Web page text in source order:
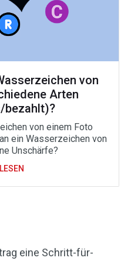
von
Arten
bezahlt)?
von einem Foto
ein Wasserzeichen von
Unschärfe?
eine Schritt-für-